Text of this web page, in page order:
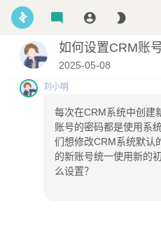
如何设置CRM账
2025-05-08
刘小明
每次在CRM系统中创建
账号的密码都是使用系
们想修改CRM系统默认
的新账号统一使用新的
么设置？